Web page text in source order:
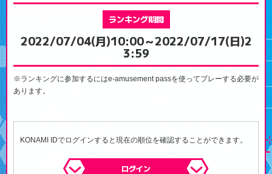
ランキング期間
2022/07/04(月)10:00～2022/07/17(日)2
3:59
※ランキングに参加するにはe-amusement passを使ってプレーする必要が
あります。
KONAMI IDでログインすると現在の順位を確認することができます。
ログイン